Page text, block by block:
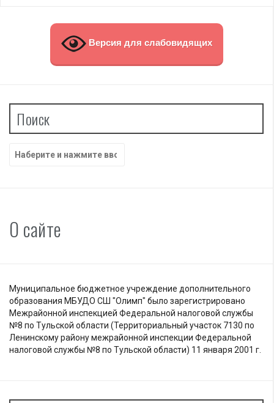
Версия для слабовидящих
Поиск
Найти:
О сайте
Муниципальное бюджетное учреждение дополнительного
образования МБУДО СШ "Олимп" было зарегистрировано
Межрайонной инспекцией Федеральной налоговой службы
№8 по Тульской области (Территориальный участок 7130 по
Ленинскому району межрайонной инспекции Федеральной
налоговой службы №8 по Тульской области) 11 января 2001 г.